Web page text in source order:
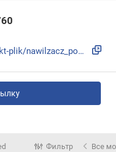
https://mescomp.pl/page/pl/produkt-plik/nawilzacz_powietrza...
Фильтр Все